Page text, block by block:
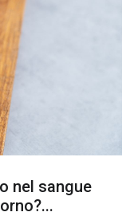
nel sangue